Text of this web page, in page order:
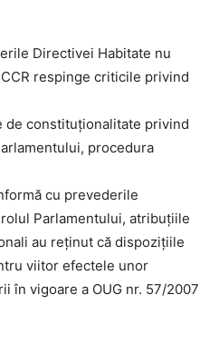
Directivei Habitate nu
respinge criticile privind
de constituționalitate privind
procedura
cu prevederile
Parlamentului, atribuțiile
au reținut că dispozițiile
viitor efectele unor
în vigoare a OUG nr. 57/2007